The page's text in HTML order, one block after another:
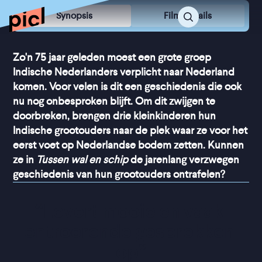
Synopsis Film Details
Zo'n 75 jaar geleden moest een grote groep
Indische Nederlanders verplicht naar Nederland
komen. Voor velen is dit een geschiedenis die ook
nu nog onbesproken blijft. Om dit zwijgen te
doorbreken, brengen drie kleinkinderen hun
Indische grootouders naar de plek waar ze voor het
eerst voet op Nederlandse bodem zetten. Kunnen
ze in Tussen wal en schipde jarenlang verzwegen
geschiedenis van hun grootouders ontrafelen?